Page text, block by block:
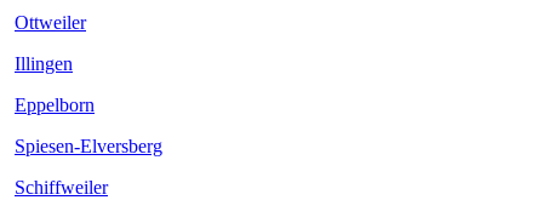
Ottweiler
Illingen
Eppelborn
Spiesen-Elversberg
Schiffweiler